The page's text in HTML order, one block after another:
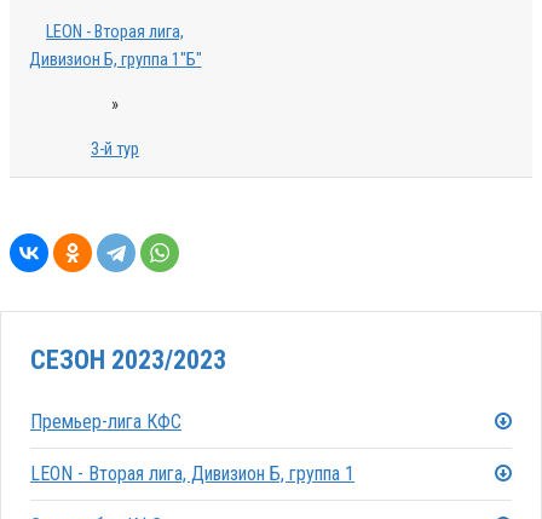
LEON - Вторая лига,
Дивизион Б, группа 1"Б"
»
3-й тур
СЕЗОН 2023/2023
Премьер-лига КФС
LEON - Вторая лига, Дивизион Б, группа 1